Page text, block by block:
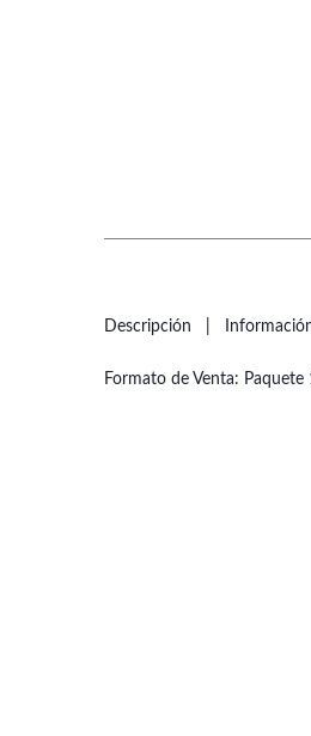
Descripción
Formato de Venta: Paquete